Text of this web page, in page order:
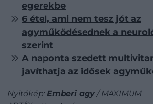
egerekbe
6 étel, ami nem tesz jót az
agyműködésednek a
szerint
A naponta szedett
javíthatja az idősek
Nyitókép: Emberi agy/ MAXIMUM